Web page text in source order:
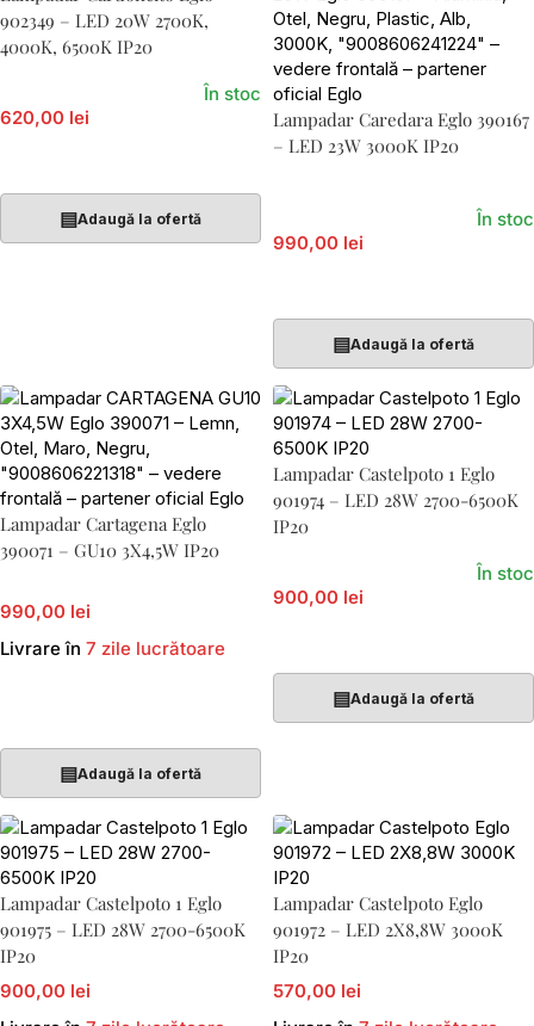
902349 – LED 20W 2700K,
4000K, 6500K IP20
620,00 lei
În stoc
▤Adaugă la ofertă
Lampadar Caredara Eglo 390167
– LED 23W 3000K IP20
990,00 lei
În stoc
▤Adaugă la ofertă
Lampadar Cartagena Eglo
390071 – GU10 3X4,5W IP20
990,00 lei
Livrare în 7 zile lucrătoare
▤Adaugă la ofertă
Lampadar Castelpoto 1 Eglo
901974 – LED 28W 2700-6500K
IP20
900,00 lei
În stoc
▤Adaugă la ofertă
Lampadar Castelpoto 1 Eglo
901975 – LED 28W 2700-6500K
IP20
900,00 lei
Lampadar Castelpoto Eglo
901972 – LED 2X8,8W 3000K
IP20
570,00 lei